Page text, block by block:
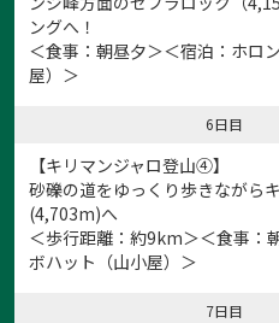
ングへ！
＜食事：朝昼夕＞＜宿泊：ホロ
屋）＞
6日目
【キリマンジャロ登山④】
砂礫の道をゆっくり歩きながら
(4,703m)へ
＜歩行距離：約9km＞＜食事：
ボハット（山小屋）＞
7日目